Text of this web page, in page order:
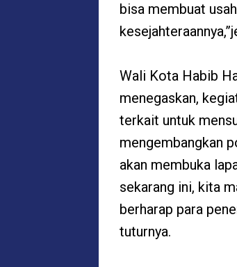
bisa membuat
Wali Kota Habib
menegaskan,
terkait untuk
mengembangkan
akan membuka
sekarang ini, kita
berharap para
tuturnya.